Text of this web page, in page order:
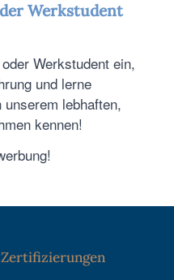
Werkstudent
Werkstudent ein,
und lerne
lebhaften,
kennen!